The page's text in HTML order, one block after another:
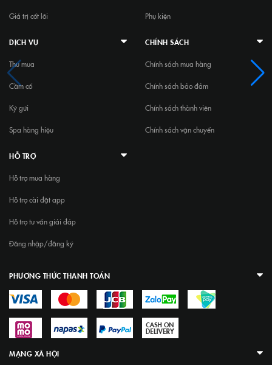
Giá trị cốt lõi
Phụ kiện
DỊCH VỤ
Thu mua
Cầm cố
Ký gửi
Spa hàng hiệu
CHÍNH SÁCH
Chính sách mua hàng
Chính sách bảo đảm
Chính sách thành viên
Chính sách vận chuyển
HỖ TRỢ
Hỗ trợ mua hàng
Hỗ trợ cài đặt app
Hỗ trợ tư vấn giải đáp
Đăng nhập/đăng ký
PHƯƠNG THỨC THANH TOÁN
MẠNG XÃ HỘI